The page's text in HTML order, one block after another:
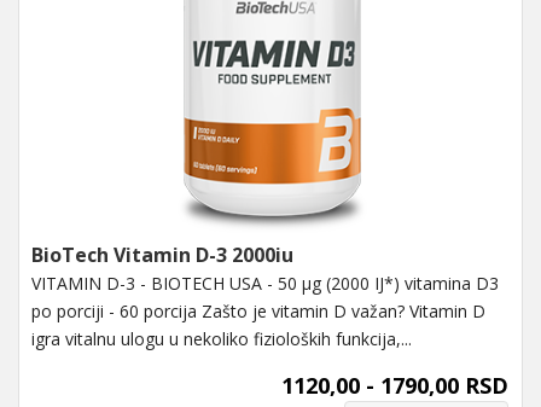
BioTech Vitamin D-3 2000iu
VITAMIN D-3 - BIOTECH USA - 50 µg (2000 IJ*) vitamina D3
po porciji - 60 porcija Zašto je vitamin D važan? Vitamin D
igra vitalnu ulogu u nekoliko fizioloških funkcija,...
1120,00 - 1790,00 RSD